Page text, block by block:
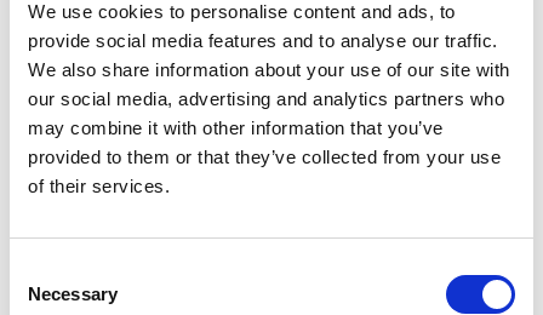
We use cookies to personalise content and ads, to
provide social media features and to analyse our traffic.
We also share information about your use of our site with
our social media, advertising and analytics partners who
may combine it with other information that you’ve
provided to them or that they’ve collected from your use
of their services.
Selection
Necessary
pherfformwyr eraill.
Adnodd Medici TV
Drama (D)
(C)
Mae Medici TV yn darparu